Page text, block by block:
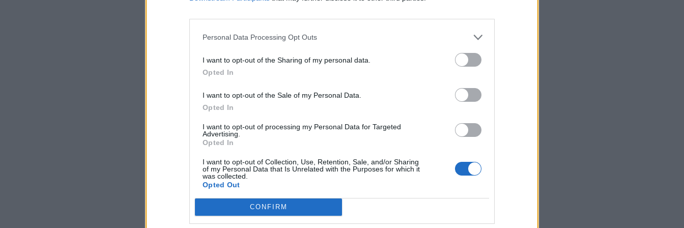
Personal Data Processing Opt Outs
I want to opt-out of the Sharing of my personal data.
Opted In
I want to opt-out of the Sale of my Personal Data.
Opted In
I want to opt-out of processing my Personal Data for Targeted
Advertising.
Opted In
I want to opt-out of Collection, Use, Retention, Sale, and/or Sharing
of my Personal Data that Is Unrelated with the Purposes for which it
was collected.
Opted Out
CONFIRM
KEDVES OLVASÓNK!
A keresett cikk a portfolio.hu hírarchívumához tartozik, melynek olvasása előfizetéses
regisztrációhoz kötött.
Az előfizetés a következőket tartalmazza:
Portfolio.hu teljes cikkarchívum
kötéslistái